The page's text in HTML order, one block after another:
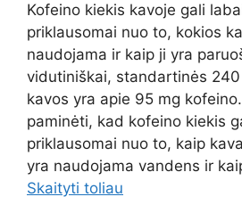
Kofeino kiekis kavoje gali
priklausomai nuo to, kokios
naudojama ir kaip ji yra
vidutiniškai, standartinės
kavos yra apie 95 mg
paminėti, kad kofeino kiekis
priklausomai nuo to, kaip
yra naudojama vandens ir
Skaityti toliau